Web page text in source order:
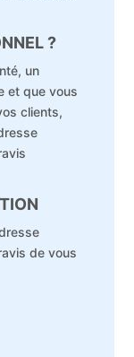
?
un
et que vous
clients,
de vous